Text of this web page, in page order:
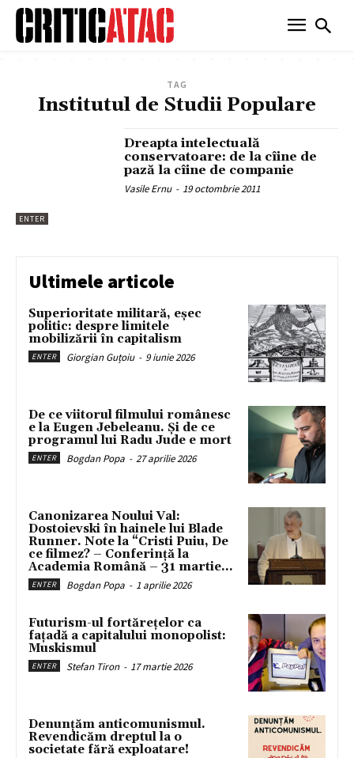
TAG
Institutul de Studii Populare
ENTER
Dreapta intelectuală
conservatoare: de la cîine de
pază la cîine de companie
Vasile Ernu - 19 octombrie 2011
Ultimele articole
Superioritate militară, eșec
politic: despre limitele
mobilizării în capitalism
ENTER Giorgian Guțoiu - 9 iunie 2026
De ce viitorul filmului românesc
e la Eugen Jebeleanu. Și de ce
programul lui Radu Jude e mort
ENTER Bogdan Popa - 27 aprilie 2026
Canonizarea Noului Val:
Dostoievski în hainele lui Blade
Runner. Note la “Cristi Puiu, De
ce filmez? – Conferință la
Academia Română – 31 martie...
ENTER Bogdan Popa - 1 aprilie 2026
Futurism-ul fortărețelor ca
fațadă a capitalului monopolist:
Muskismul
ENTER Stefan Tiron - 17 martie 2026
Denunțăm anticomunismul.
Revendicăm dreptul la o
societate fără exploatare!